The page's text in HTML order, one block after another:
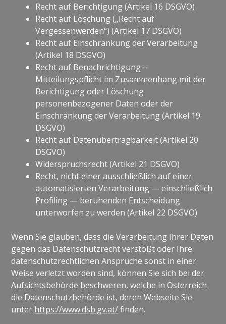
Recht auf Berichtigung (Artikel 16 DSGVO)
Recht auf Löschung („Recht auf
Vergessenwerden“) (Artikel 17 DSGVO)
Recht auf Einschränkung der Verarbeitung
(Artikel 18 DSGVO)
Recht auf Benachrichtigung –
Mitteilungspflicht im Zusammenhang mit der
Berichtigung oder Löschung
personenbezogener Daten oder der
Einschränkung der Verarbeitung (Artikel 19
DSGVO)
Recht auf Datenübertragbarkeit (Artikel 20
DSGVO)
Widerspruchsrecht (Artikel 21 DSGVO)
Recht, nicht einer ausschließlich auf einer
automatisierten Verarbeitung — einschließlich
Profiling — beruhenden Entscheidung
unterworfen zu werden (Artikel 22 DSGVO)
Wenn Sie glauben, dass die Verarbeitung Ihrer Daten
gegen das Datenschutzrecht verstößt oder Ihre
datenschutzrechtlichen Ansprüche sonst in einer
Weise verletzt worden sind, können Sie sich bei der
Aufsichtsbehörde beschweren, welche in Österreich
die Datenschutzbehörde ist, deren Webseite Sie
unter https://www.dsb.gv.at/finden.